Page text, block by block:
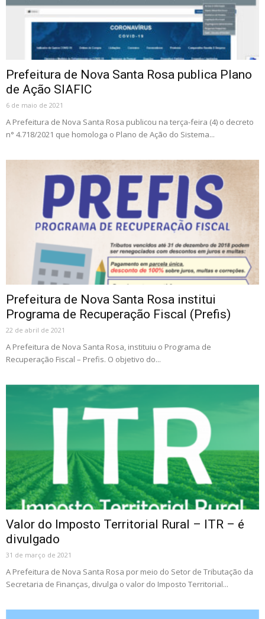
Prefeitura de Nova Santa Rosa publica Plano
de Ação SIAFIC
6 de maio de 2021
A Prefeitura de Nova Santa Rosa publicou na terça-feira (4) o decreto
n° 4.718/2021 que homologa o Plano de Ação do Sistema...
Prefeitura de Nova Santa Rosa institui
Programa de Recuperação Fiscal (Prefis)
22 de abril de 2021
A Prefeitura de Nova Santa Rosa, instituiu o Programa de
Recuperação Fiscal – Prefis. O objetivo do...
Valor do Imposto Territorial Rural – ITR – é
divulgado
31 de março de 2021
A Prefeitura de Nova Santa Rosa por meio do Setor de Tributação da
Secretaria de Finanças, divulga o valor do Imposto Territorial...